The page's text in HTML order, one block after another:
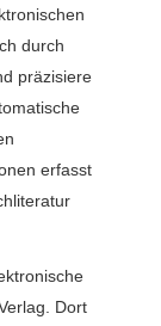
durch
präzisiere
erfasst
Dort